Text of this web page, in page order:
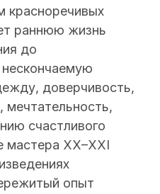
красноречивых
раннюю жизнь
до
доверчивость,
мечтательность,
счастливого
мастера XX–XXI
опыт